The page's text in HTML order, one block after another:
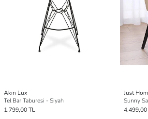
Akın Lüx
Tel Bar Taburesi - Siyah
1.799,00 TL
Just
Sunny